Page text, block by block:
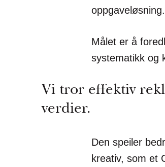
oppgaveløsning.
Målet er å
systematikk og
Vi tror effektiv
verdier.
Den speiler
kreativ, som et